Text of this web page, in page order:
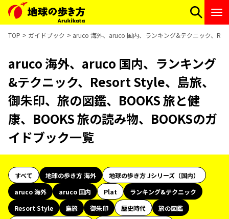
TOP ガイドブック aruco 海外、aruco 国内、ランキング&テクニック、
aruco 海外、aruco 国内、ランキング
&テクニック、Resort Style、島旅、
御朱印、旅の図鑑、BOOKS 旅と健
康、BOOKS 旅の読み物、BOOKSのガ
イドブック一覧
すべて 地球の歩き方 海外
地球の歩き方 Jシリーズ（国内）
aruco 海外
aruco 国内 Plat
ランキング&テクニック
Resort Style
島旅 御朱印 歴史時代
旅の図鑑